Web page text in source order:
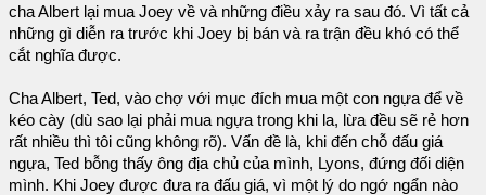
cha Albert lại mua Joey về và những điều xảy ra sau đó. Vì tất cả
những gì diễn ra trước khi Joey bị bán và ra trận đều khó có thể
cắt nghĩa được.
Cha Albert, Ted, vào chợ với mục đích mua một con ngựa để về
kéo cày (dù sao lại phải mua ngựa trong khi la, lừa đều sẽ rẻ hơn
rất nhiều thì tôi cũng không rõ). Vấn đề là, khi đến chỗ đấu giá
ngựa, Ted bỗng thấy ông địa chủ của mình, Lyons, đứng đối diện
mình. Khi Joey được đưa ra đấu giá, vì một lý do ngớ ngẩn nào